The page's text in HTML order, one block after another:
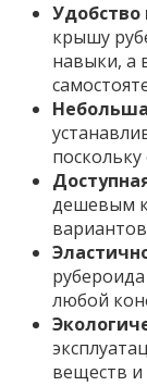
крышу
навыки, а
дешевым
любой
веществ и